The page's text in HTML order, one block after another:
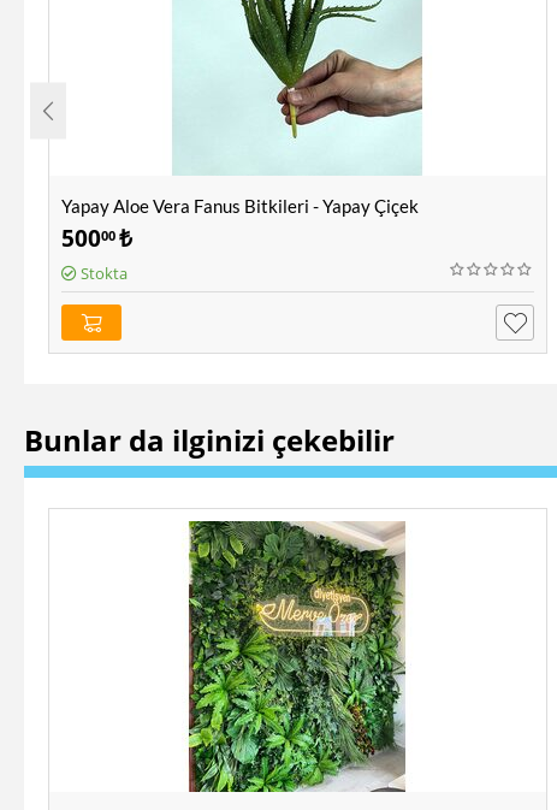
Yapay Aloe Vera Fanus Bitkileri - Yapay Çiçek
50000 ₺
Stokta
Bunlar da ilginizi çekebilir